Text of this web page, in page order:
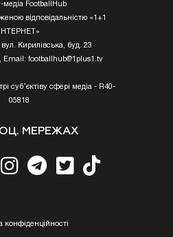
FootballHub
відповідальністю «1+1
ІНТЕРНЕТ»
Кирилівська, буд. 23
Email: footballhub@1plus1.tv
суб’єктіву сфері медіа - R40-
05818
МЕРЕЖАХ
конфiденцiйностi